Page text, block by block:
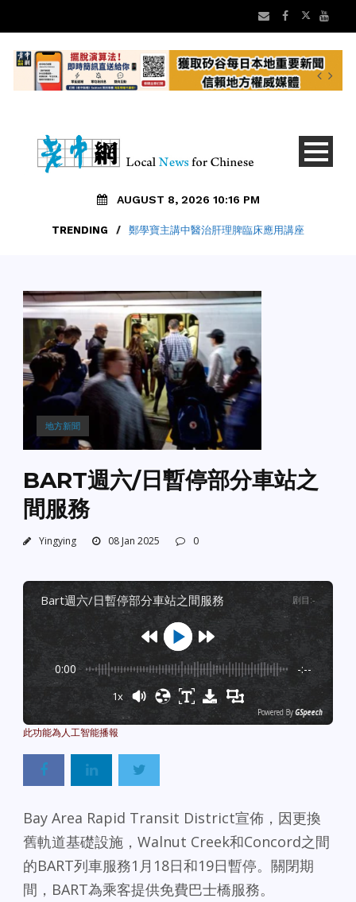
AUGUST 8, 2026 10:16 PM
TRENDING / 鄭學寶主講中醫治肝理脾臨床應用講座
地方新聞
BART週六/日暫停部分車站之
間服務
Yingying 08 Jan 2025 0
bart週六/日暫停部分車站之間服務 剧目 :-
0:00 -:--
1x
Powered By GSpeech
Bay Area Rapid Transit District宣佈，因更換
舊軌道基礎設施，Walnut Creek和Concord之間
的BART列車服務1月18日和19日暫停。關閉期
間，BART為乘客提供免費巴士橋服務。